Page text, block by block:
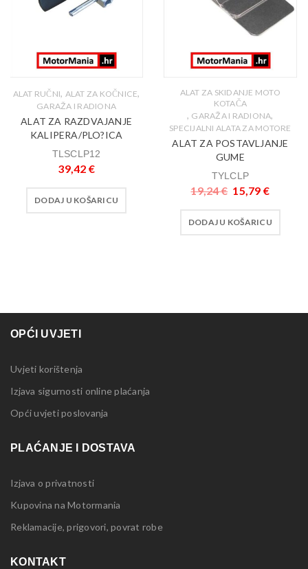
ALAT RUČNI, ALAT ZA KOČNICE,
GARAŽA I RADIONA
ALAT ZA RAZDVAJANJE
KALIPERA/PLO?ICA
TLSCLP12
39,42 €
DODAJ U KOŠARICU
ALAT ZA SKIDANJE MOTO
KOTAČA
, GARAŽA I RADIONA,
SPECIJALNI ALATA ZA MOTORE
ALAT ZA POSTAVLJANJE
GUME
TYLCLP
19,24€ 15,79 €
DODAJ U KOŠARICU
OPĆI UVJETI
Uvjeti korištenja
Izjava sigurnosti online plaćanja
Opći uvjeti poslovanja
PLAĆANJE I DOSTAVA
Izjava o privatnosti
Kupovina na Motormania
Reklamacije, prigovori, povrat robe
KONTAKT